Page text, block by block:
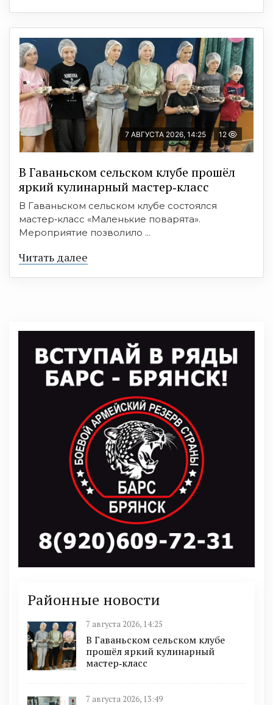
7 АВГУСТА 2026, 14:25 12
В Гаваньском сельском клубе прошёл
яркий кулинарный мастер‑класс
В Гаваньском сельском клубе состоялся
мастер‑класс «Маленькие поварята».
Мероприятие позволило ...
Читать далее
Районные новости
7 августа 2026, 14:25
В Гаваньском сельском клубе
прошёл яркий кулинарный
мастер‑класс
7 августа 2026, 13:49